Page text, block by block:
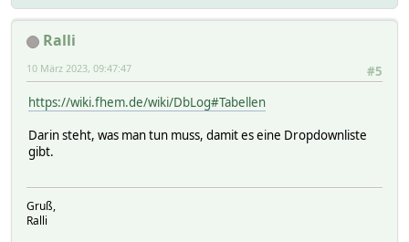
Ralli
#5
10 März 2023, 09:47:47
https://wiki.fhem.de/wiki/DbLog#Tabellen
Darin steht, was man tun muss, damit es eine Dropdownliste
gibt.
Gruß,
Ralli